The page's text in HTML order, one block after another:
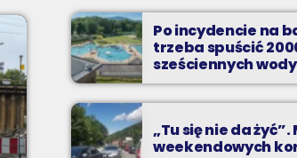
Kilkadziesiąt minut energetycznych
Po incydencie na
trzeba spuścić
sześciennych
„Ogromne koszty
praca”
„Tu się nie da
weekendowych